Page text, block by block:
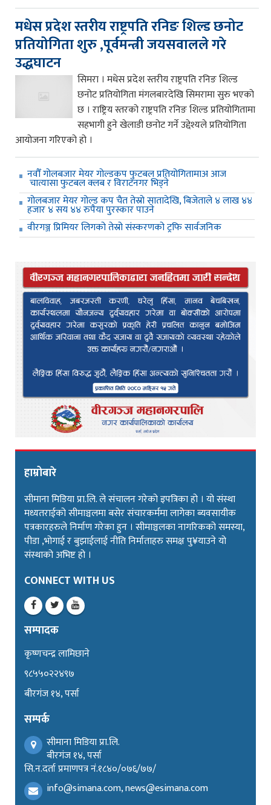
मधेस प्रदेश स्तरीय राष्ट्रपति रनिङ शिल्ड छनोट
प्रतियोगिता शुरु ,पूर्वमन्त्री जयसवालले गरे
उद्धघाटन
सिमरा । मधेस प्रदेश स्तरीय राष्ट्रपति रनिङ शिल्ड
छनोट प्रतियोगिता मंगलबारदेखि सिमरामा सुरु भएको
छ । राष्ट्रिय स्तरको राष्ट्रपति रनिङ शिल्ड प्रतियोगितामा
सहभागी हुने खेलाडी छनोट गर्ने उद्देश्यले प्रतियोगिता
आयोजना गरिएको हो ।
नवौँ गोलबजार मेयर गोल्डकप फुटबल प्रतियोगितामाअ आज
चात्यासा फुटबल क्लब र विराटनगर भिड्ने
गोलबजार मेयर गोल्ड कप चैत तेस्रो सातादेखि, बिजेताले ४ लाख ४४
हजार ४ सय ४४ रुपैया पुरस्कार पाउने
वीरगञ्ज प्रिमियर लिगको तेस्रो संस्करणको ट्रफि सार्वजनिक
हाम्रोबारे
सीमाना मिडिया प्रा.लि. ले संचालन गरेको इपत्रिका हो । यो संस्था
मध्यतराईको सीमाञ्चलमा बसेर संचारकर्ममा लागेका ब्यवसायीक
पत्रकारहरुले निर्माण गरेका हुन । सीमाञ्चलका नागरिकको समस्या,
पीडा ,भोगाई र बुझाईलाई नीति निर्माताहरु समक्ष पु¥याउने यो
संस्थाको अभिष्ट हो ।
CONNECT WITH US
सम्पादक
कृष्णचन्द्र लामिछाने
९८५५०२२४९७
बीरगंज १४, पर्सा
सम्पर्क
सीमाना मिडिया प्रा.लि.
बीरगंज १४, पर्सा
सि.न.दर्ता प्रमाणपत्र नं.१८४०/०७६/७७/
info@simana.com, news@esimana.com